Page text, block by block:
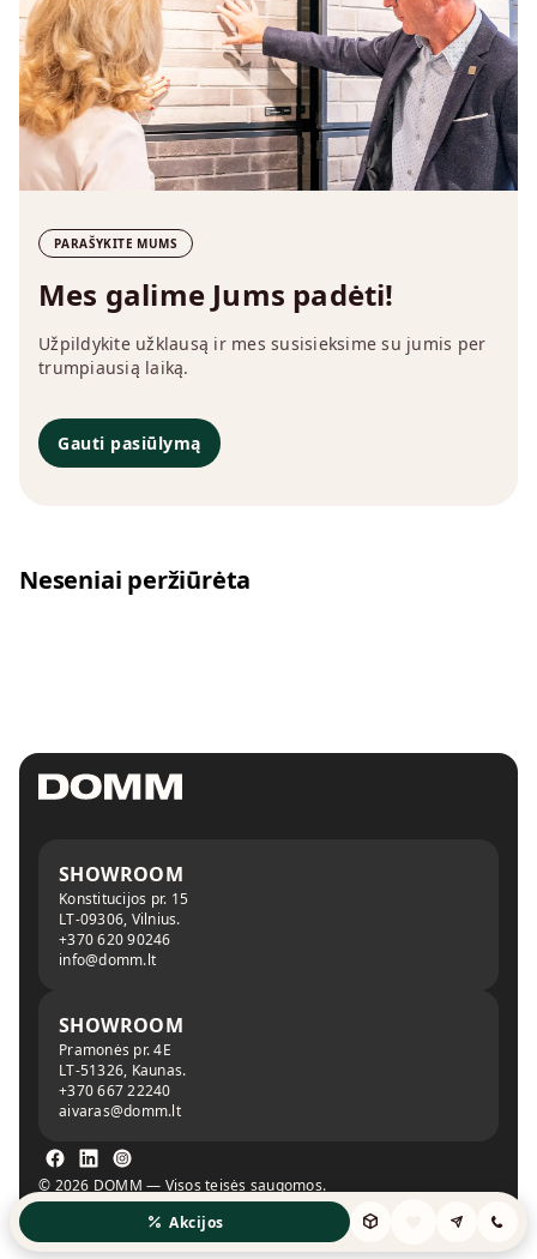
Akcijos
PARAŠYKITE MUMS
Mes galime Jums padėti!
Užpildykite užklausą ir mes susisieksime su jumis per
trumpiausią laiką.
Gauti pasiūlymą
Neseniai peržiūrėta
SHOWROOM
Konstitucijos pr. 15
LT-09306, Vilnius.
+370 620 90246
info@domm.lt
SHOWROOM
Pramonės pr. 4E
LT-51326, Kaunas.
+370 667 22240
aivaras@domm.lt
© 2026 DOMM — Visos teisės saugomos.
Privatumo politika Slapukų politika